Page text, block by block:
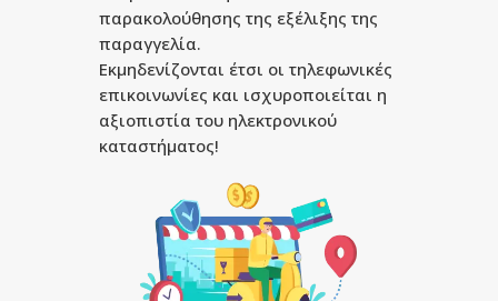
παρακολούθησης της εξέλιξης της
παραγγελία.
Εκμηδενίζονται έτσι οι τηλεφωνικές
επικοινωνίες και ισχυροποιείται η
αξιοπιστία του ηλεκτρονικού
καταστήματος!